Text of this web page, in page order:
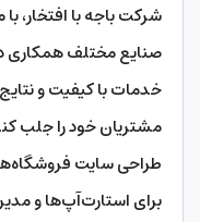
شرکت باجه با افتخار،
صنایع مختلف همکاری
خدمات با کیفیت و
مشتریان خود را جلب
طراحی سایت
برای استارت‌آپ‌ها و